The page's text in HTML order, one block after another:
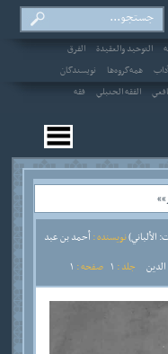
التوحيد والعقيدة
الفرق
همه‌گروه‌ها
نویسندگان
الفقه الحنبلي
فقه
الألباني)نویسنده :أحمد بن عبد
جلد : صفحه :